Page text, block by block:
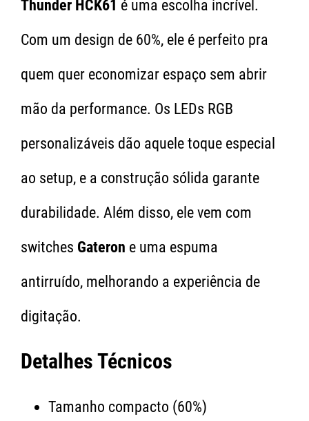
Thunder HCK61 é uma escolha incrível.
Com um design de 60%, ele é perfeito pra
quem quer economizar espaço sem abrir
mão da performance. Os LEDs RGB
personalizáveis dão aquele toque especial
ao setup, e a construção sólida garante
durabilidade. Além disso, ele vem com
switches Gateron e uma espuma
antirruído, melhorando a experiência de
digitação.
Detalhes Técnicos
Tamanho compacto (60%)